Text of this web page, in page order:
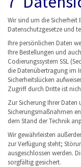
Wir sind um die Sicherheit
Datenschutzgesetze und
Ihre persönlichen Daten
Ihre Bestellungen und
Codierungssystem SSL
die Datenübertragung im
Sicherheitslücken
Zugriff durch Dritte ist
Zur Sicherung Ihrer
Sicherungsmaßnahmen
dem Stand der Technik
Wir gewährleisten
zur Verfügung steht;
ausgeschlossen werden.
sorgfältig gesichert.